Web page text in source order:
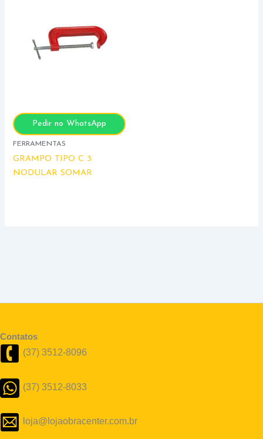
Pedir no WhatsApp
FERRAMENTAS
GRAMPO TIPO C 3
NODULAR SOMAR
Contatos
(37) 3512-8096
(37) 3512-8033
loja@lojaobracenter.com.br